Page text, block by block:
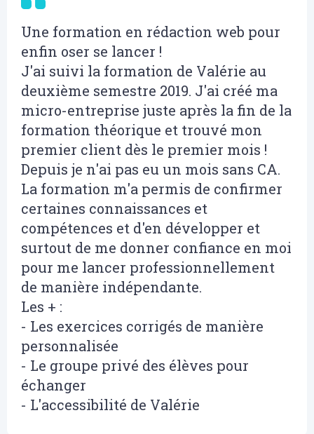
Une formation en rédaction web pour
enfin oser se lancer !
J'ai suivi la formation de Valérie au
deuxième semestre 2019. J'ai créé ma
micro-entreprise juste après la fin de la
formation théorique et trouvé mon
premier client dès le premier mois !
Depuis je n'ai pas eu un mois sans CA.
La formation m'a permis de confirmer
certaines connaissances et
compétences et d'en développer et
surtout de me donner confiance en moi
pour me lancer professionnellement
de manière indépendante.
Les + :
- Les exercices corrigés de manière
personnalisée
- Le groupe privé des élèves pour
échanger
- L'accessibilité de Valérie